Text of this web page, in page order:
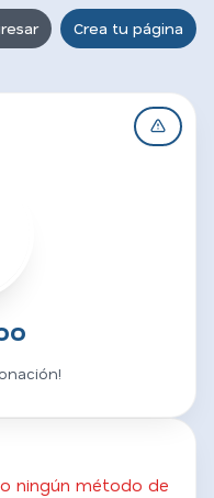
Crea tu página
ningún método de